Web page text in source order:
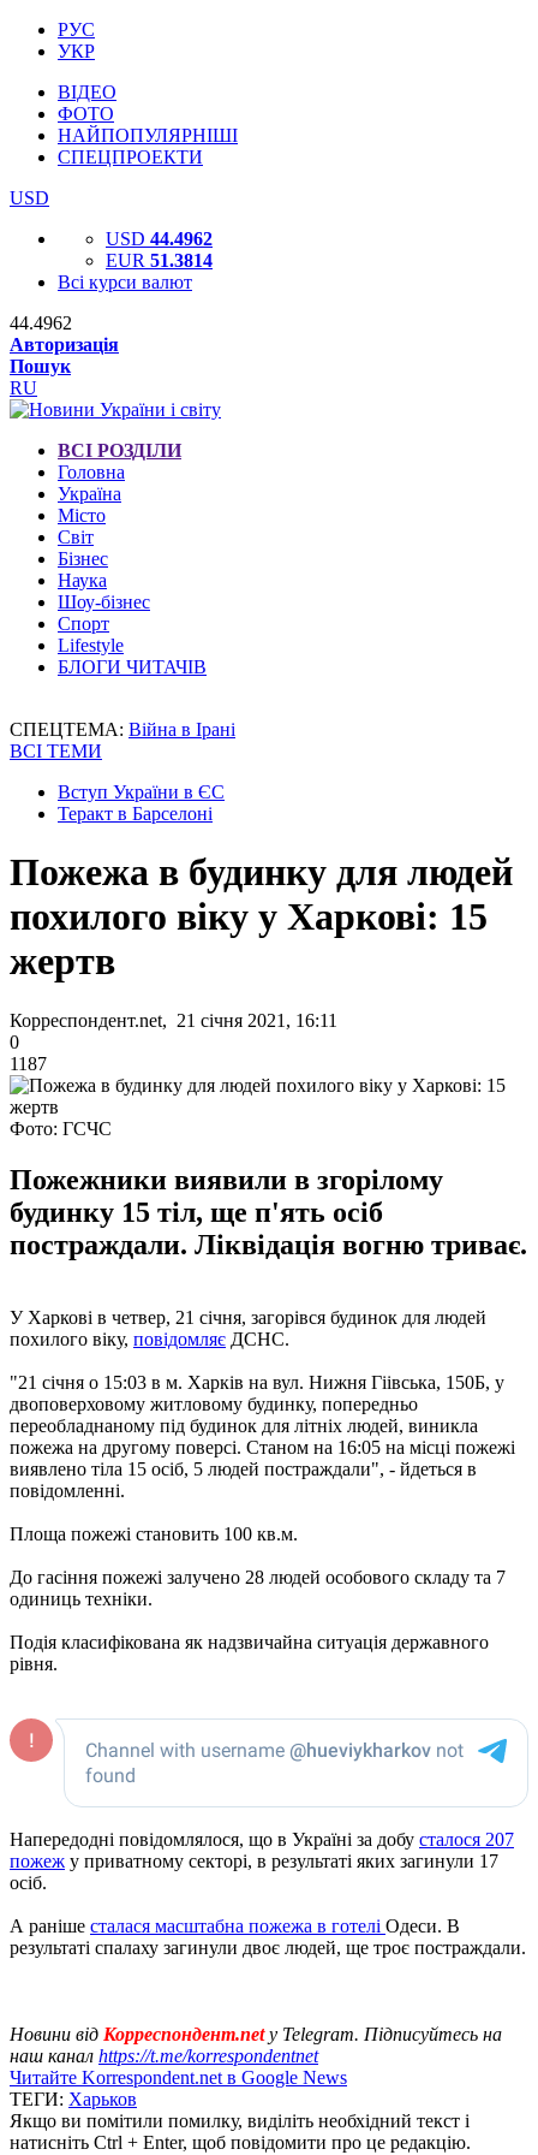
РУС
УКР
ВІДЕО
ФОТО
НАЙПОПУЛЯРНІШІ
СПЕЦПРОЕКТИ
USD
USD 44.4962
EUR 51.3814
Всі курси валют
44.4962
Авторизація
Пошук
RU
ВСІ РОЗДІЛИ
Головна
Україна
Місто
Світ
Бізнес
Наука
Шоу-бізнес
Спорт
Lifestyle
БЛОГИ ЧИТАЧІВ
СПЕЦТЕМА: Війна в Ірані
ВСІ ТЕМИ
Вступ України в ЄС
Теракт в Барселоні
Пожежа в будинку для людей
похилого віку у Харкові: 15
жертв
Корреспондент.net, 21 січня 2021, 16:11
0
1187
Фото: ГСЧС
Пожежники виявили в згорілому
будинку 15 тіл, ще п'ять осіб
постраждали. Ліквідація вогню триває.
У Харкові в четвер, 21 січня, загорівся будинок для людей
похилого віку, повідомляє ДСНС.
"21 січня о 15:03 в м. Харків на вул. Нижня Гіівська, 150Б, у
двоповерховому житловому будинку, попередньо
переобладнаному під будинок для літніх людей, виникла
пожежа на другому поверсі. Станом на 16:05 на місці пожежі
виявлено тіла 15 осіб, 5 людей постраждали", - йдеться в
повідомленні.
Площа пожежі становить 100 кв.м.
До гасіння пожежі залучено 28 людей особового складу та 7
одиниць техніки.
Подія класифікована як надзвичайна ситуація державного
рівня.
Напередодні повідомлялося, що в Україні за добу сталося 207
пожеж у приватному секторі, в результаті яких загинули 17
осіб.
А раніше сталася масштабна пожежа в готелі Одеси. В
результаті спалаху загинули двоє людей, ще троє постраждали.
Новини від Корреспондент.netу Telegram. Підписуйтесь на
наш канал https://t.me/korrespondentnet
Читайте Korrespondent.net в Google News
ТЕГИ: Харьков
Якщо ви помітили помилку, виділіть необхідний текст і
натисніть Ctrl + Enter, щоб повідомити про це редакцію.